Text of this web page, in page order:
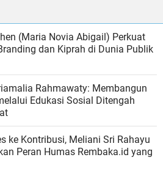
(Maria Novia Abigail) Perkuat
dan Kiprah di Dunia Publik
Rahmawaty: Membangun
Edukasi Sosial Ditengah
ke Kontribusi, Meliani Sri Rahayu
Peran Humas Rembaka.id yang